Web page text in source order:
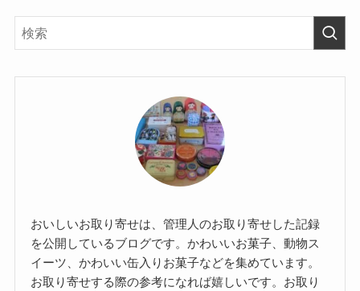
おいしいお取り寄せは、管理人のお取り寄せした記録
を公開しているブログです。かわいいお菓子、動物ス
イーツ、かわいい缶入りお菓子などを集めています。
お取り寄せする際の参考になれば嬉しいです。お取り